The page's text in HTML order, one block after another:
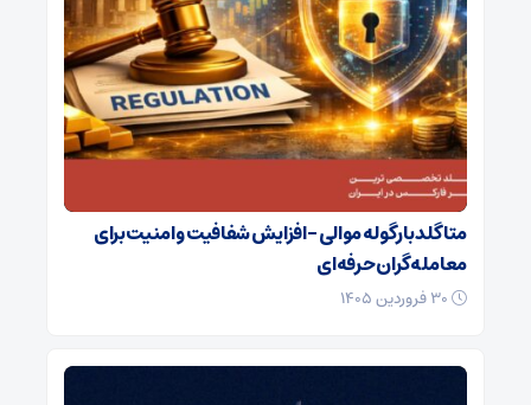
متاگلد با رگوله موالی – افزایش شفافیت و امنیت برای
معامله‌گران حرفه‌ای